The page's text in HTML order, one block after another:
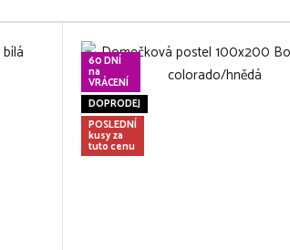
60 DNÍ
na
VRÁCENÍ
DOPRODEJ
POSLEDNÍ
kusy za
tuto cenu